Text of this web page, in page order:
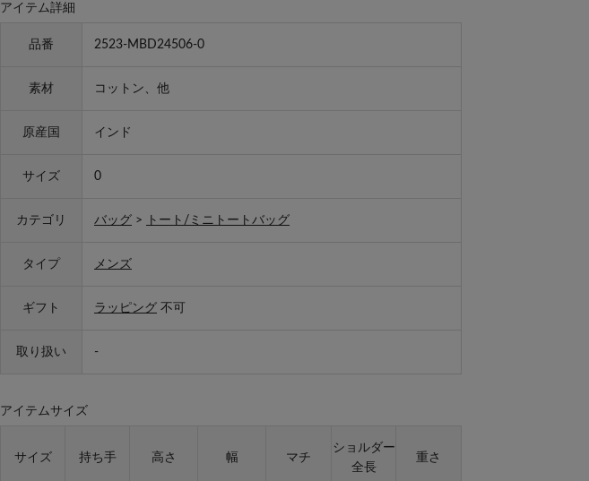
アイテム詳細
品番 2523-MBD24506-0
素材 コットン、他
原産国 インド
サイズ 0
カテゴリ バッグ > トート/ミニトートバッグ
タイプ メンズ
ギフト ラッピング 不可
取り扱い -
アイテムサイズ
サイズ 持ち手 高さ 幅 マチ
ショルダー
全長
重さ